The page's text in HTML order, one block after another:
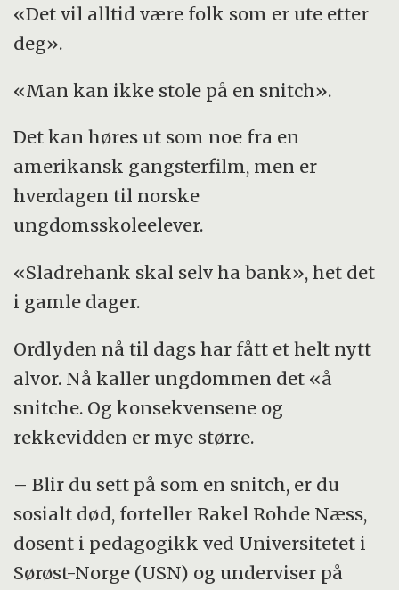
«Det vil alltid være folk som er ute etter
deg».
«Man kan ikke stole på en snitch».
Det kan høres ut som noe fra en
amerikansk gangsterfilm, men er
hverdagen til norske
ungdomsskoleelever.
«Sladrehank skal selv ha bank», het det
i gamle dager.
Ordlyden nå til dags har fått et helt nytt
alvor. Nå kaller ungdommen det «å
snitche. Og konsekvensene og
rekkevidden er mye større.
– Blir du sett på som en snitch, er du
sosialt død, forteller Rakel Rohde Næss,
dosent i pedagogikk ved Universitetet i
Sørøst-Norge (USN) og underviser på